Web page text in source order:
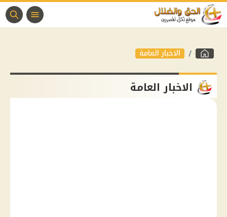
الاخبار العامة
الاخبار العامة